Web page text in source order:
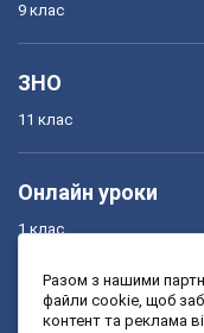
9 клас
ЗНО
11 клас
Онлайн уроки
1 клас
3 клас
Разом з нашими
файли cookie, щоб
контент та реклама